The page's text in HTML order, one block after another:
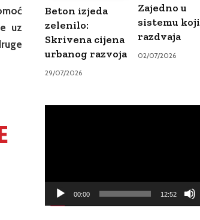
uz
Beton izjeda
zelenilo:
Skrivena cijena
urbanog razvoja
29/07/2026
Zajedno u
sistemu
razdvaja
02/07/2026
00:00 12:52